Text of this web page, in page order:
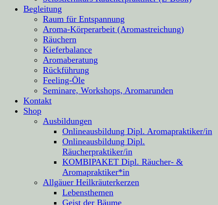
Begleitung
Raum für Entspannung
Aroma-Körperarbeit (Aromastreichung)
Räuchern
Kieferbalance
Aromaberatung
Rückführung
Feeling-Öle
Seminare, Workshops, Aromarunden
Kontakt
Shop
Ausbildungen
Onlineausbildung Dipl. Aromapraktiker/in
Onlineausbildung Dipl.
Räucherpraktiker/in
KOMBIPAKET Dipl. Räucher- &
Aromapraktiker*in
Allgäuer Heilkräuterkerzen
Lebensthemen
Geist der Bäume